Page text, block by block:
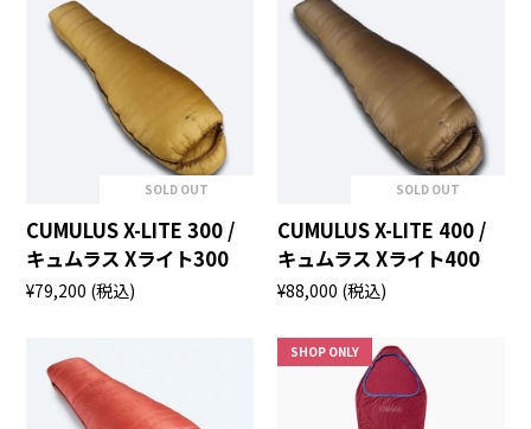
SOLD OUT
CUMULUS X-LITE 300 /
キュムラス Xライト300
¥79,200 (税込)
SOLD OUT
CUMULUS X-LITE 400 /
キュムラス Xライト400
¥88,000 (税込)
SHOP ONLY